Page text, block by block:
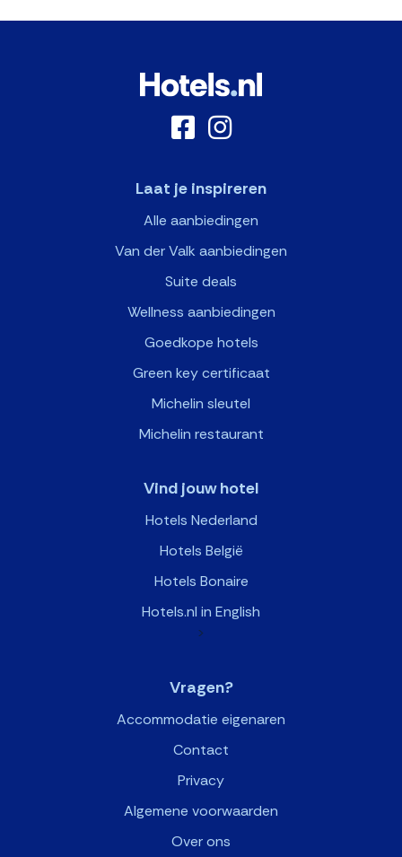
Laat je inspireren
Alle aanbiedingen
Van der Valk aanbiedingen
Suite deals
Wellness aanbiedingen
Goedkope hotels
Green key certificaat
Michelin sleutel
Michelin restaurant
Vind jouw hotel
Hotels Nederland
Hotels België
Hotels Bonaire
Hotels.nl in English
>
Vragen?
Accommodatie eigenaren
Contact
Privacy
Algemene voorwaarden
Over ons